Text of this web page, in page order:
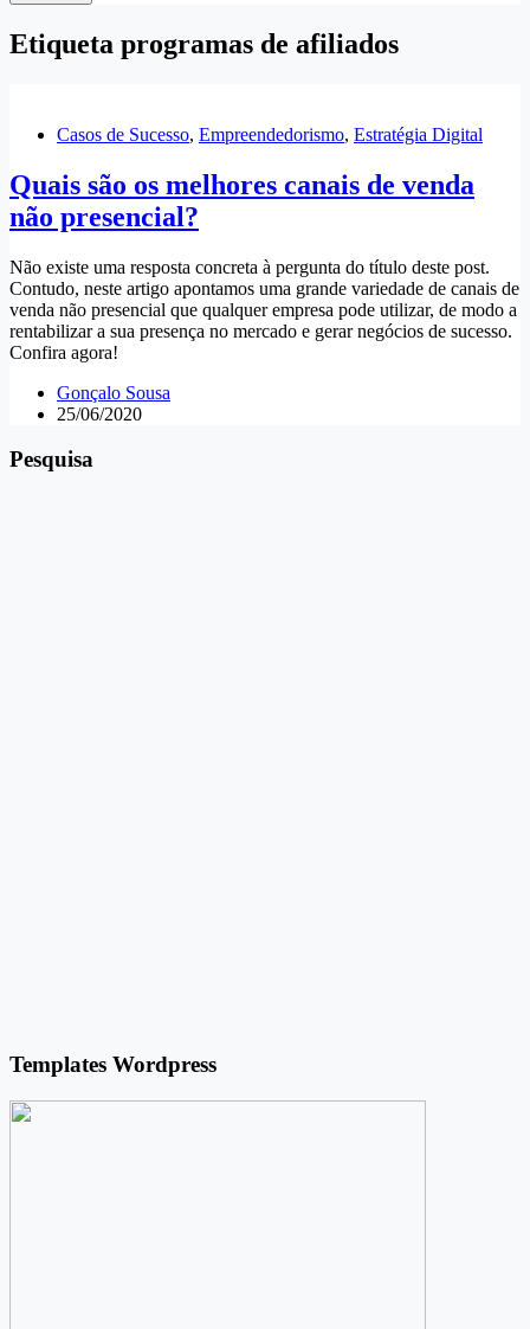
Etiqueta programas de afiliados
Casos de Sucesso, Empreendedorismo, Estratégia Digital
Quais são os melhores canais de venda
não presencial?
Não existe uma resposta concreta à pergunta do título deste post.
Contudo, neste artigo apontamos uma grande variedade de canais de
venda não presencial que qualquer empresa pode utilizar, de modo a
rentabilizar a sua presença no mercado e gerar negócios de sucesso.
Confira agora!
Gonçalo Sousa
25/06/2020
Pesquisa
Templates Wordpress